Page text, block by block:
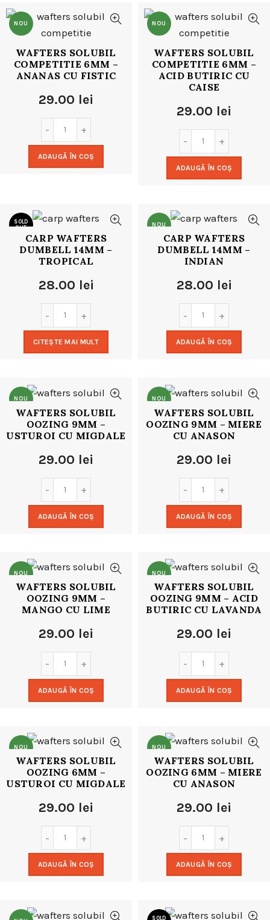
NOU
WAFTERS SOLUBIL
COMPETITIE 6MM –
ANANAS CU FISTIC
29.00 lei
ADAUGĂ ÎN COȘ
NOU
WAFTERS SOLUBIL
COMPETITIE 6MM –
ACID BUTIRIC CU
CAISE
29.00 lei
ADAUGĂ ÎN COȘ
SOLD
OUT
NOU
CARP WAFTERS
DUMBELL 14MM –
TROPICAL
28.00 lei
CITEȘTE MAI MULT
NOU
CARP WAFTERS
DUMBELL 14MM –
INDIAN
28.00 lei
ADAUGĂ ÎN COȘ
NOU
WAFTERS SOLUBIL
OOZING 9MM –
USTUROI CU MIGDALE
29.00 lei
ADAUGĂ ÎN COȘ
NOU
WAFTERS SOLUBIL
OOZING 9MM – MIERE
CU ANASON
29.00 lei
ADAUGĂ ÎN COȘ
NOU
WAFTERS SOLUBIL
OOZING 9MM –
MANGO CU LIME
29.00 lei
ADAUGĂ ÎN COȘ
NOU
WAFTERS SOLUBIL
OOZING 9MM – ACID
BUTIRIC CU LAVANDA
29.00 lei
ADAUGĂ ÎN COȘ
NOU
WAFTERS SOLUBIL
OOZING 6MM –
USTUROI CU MIGDALE
29.00 lei
ADAUGĂ ÎN COȘ
NOU
WAFTERS SOLUBIL
OOZING 6MM – MIERE
CU ANASON
29.00 lei
ADAUGĂ ÎN COȘ
SOLD